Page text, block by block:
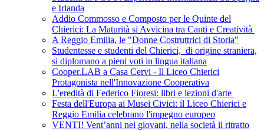
e Irlanda
Addio Commosso e Composto per le Quinte del
Chierici: La Maturità si Avvicina tra Canti e Creatività
A Reggio Emilia, le "Donne Costruttrici di Storia"
Studentesse e studenti del Chierici, di origine straniera,
si diplomano a pieni voti in lingua italiana
Cooper.LAB a Casa Cervi - Il Liceo Chierici
Protagonista nell'Innovazione Cooperativa
L'eredità di Federico Fioresi: libri e lezioni d'arte
Festa dell'Europa ai Musei Civici: il Liceo Chierici e
Reggio Emilia celebrano l'impegno europeo
VENTI! Vent’anni nei giovani, nella società il ritratto